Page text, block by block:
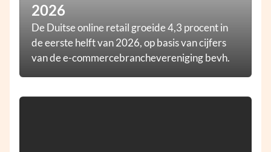
2026
De Duitse online retail groeide 4,3 procent in
de eerste helft van 2026, op basis van cijfers
van de e-commercebranchevereniging bevh.